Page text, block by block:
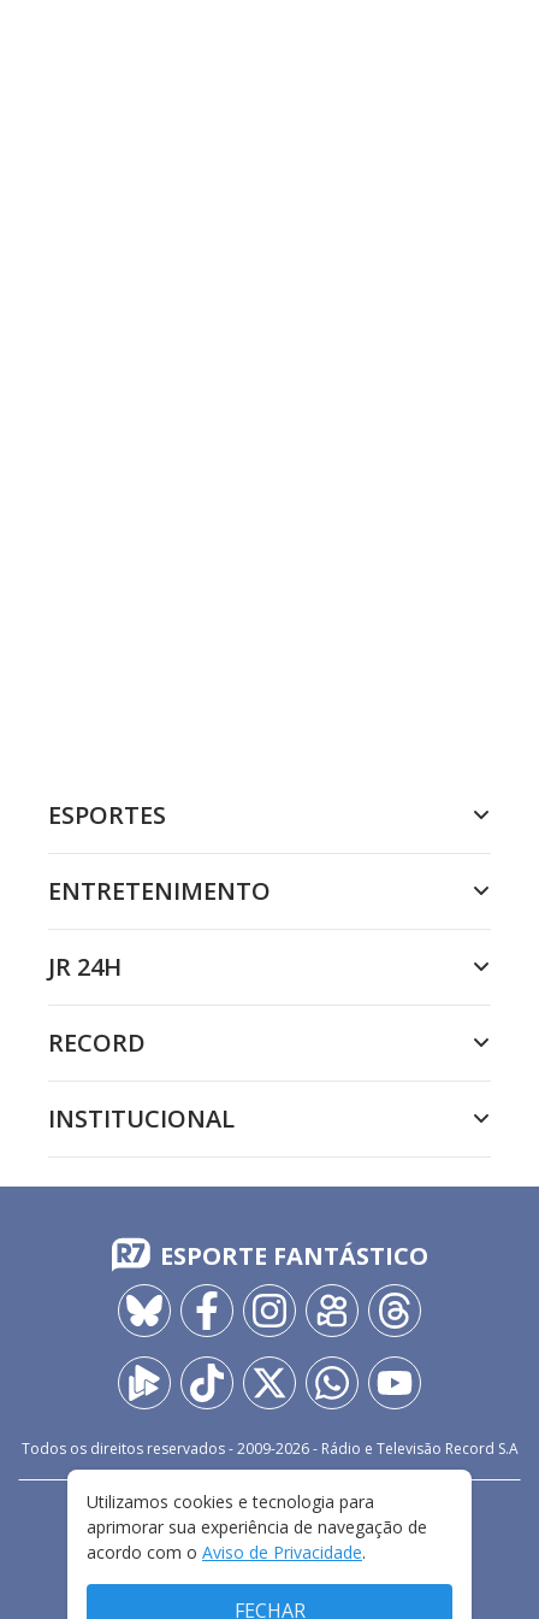
ESPORTES
ENTRETENIMENTO
JR 24H
RECORD
INSTITUCIONAL
ESPORTE FANTÁSTICO
Todos os direitos reservados - 2009-2026- Rádio e Televisão Record S.A
FALE CONOSCO
PRIVACIDADE
TERMOS E CONDIÇÕES DE USO
Utilizamos cookies e tecnologia para
aprimorar sua experiência de navegação de
acordo com o Aviso de Privacidade.
FECHAR